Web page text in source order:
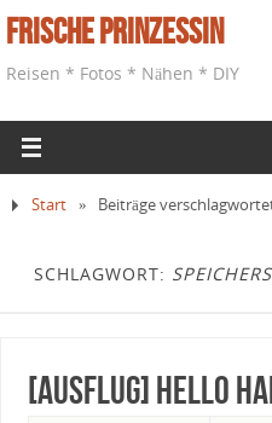
Frische Prinzessin
Reisen * Fotos * Nähen * DIY
Start » Beiträge
SCHLAGWORT:
[Ausflug] Hello